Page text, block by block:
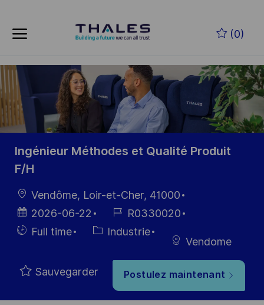
(0)
-
Ingénieur Méthodes et Qualité Produit
F/H
localisation
Vendôme, Loir-et-Cher, 41000
Date
d’affichage
2026-06-22
Référence
du poste
R0330020
HiringFull time Catégorie
Industrie
Vendome
Sauvegarder Postulez maintenant